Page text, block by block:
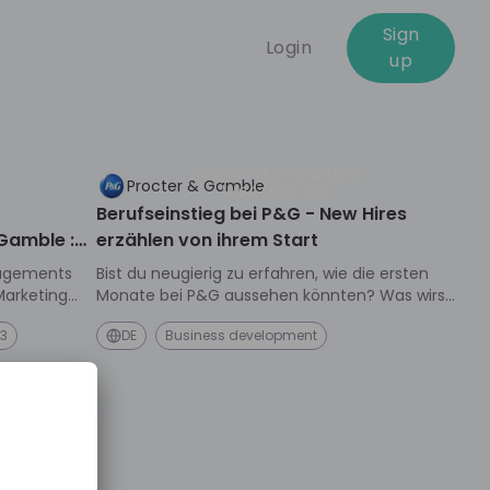
Login
Sign
up
:
du
Welt des
Live4 years ago
Procter & Gamble
Berufseinstieg bei P&G - New Hires
erzählen von ihrem Start
Bist du neugierig zu erfahren, wie die ersten
Monate bei P&G aussehen könnten? Was wirst
du lernen? Wie sieht der Arbeitsalltag in einem
internationalen und dynamischen
Unternehmen aus? Erfahre mehr über unsere
DE Business development